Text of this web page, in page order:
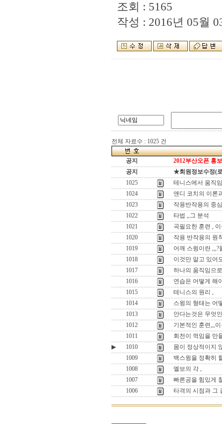
조회 : 5165
작성 : 2016년 05월
전체 자료수 : 1025 건
공지
2012부산오픈 홍
공지
★회원정보수정(
1025
테니스에서 움직
1024
앤디 코치의 이론
1023
작용반작용의 중
1022
타법 ,,그 분석
1021
곡필요한 훈련 ,
1020
작용 반작용의 원
1019
어깨 스윙이란
1018
이것만 알고 있어
1017
하나의 움직임으
1016
연습은 어떻게 해
1015
테니스의 원리 ,
1014
스윙의 형태는 어
1013
안다는것은 무엇
1012
기본적인 훈련,,,
1011
회전이 꺽임을 만
▶
1010
몸이 정상적이지
1009
백스윙을 정확히
1008
엘보의 각 ,
1007
빠른공을 힘있게
1006
타격의 시점과 그